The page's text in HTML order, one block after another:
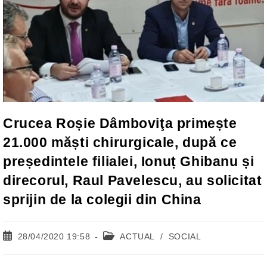
Crucea Roșie Dâmboviţa primește
21.000 măști chirurgicale, după ce
președintele filialei, Ionuț Ghibanu și
direcorul, Raul Pavelescu, au solicitat
sprijin de la colegii din China
Post28/04/2020 19:58
PostACTUAL / SOCIAL